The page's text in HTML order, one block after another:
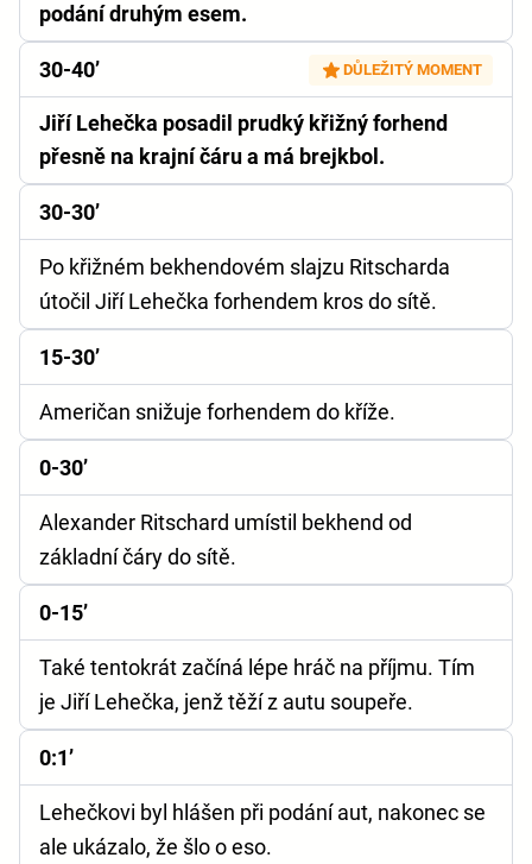
podání druhým esem.
30-40’ DŮLEŽITÝ MOMENT
Jiří Lehečka posadil prudký křižný forhend
přesně na krajní čáru a má brejkbol.
30-30’
Po křižném bekhendovém slajzu Ritscharda
útočil Jiří Lehečka forhendem kros do sítě.
15-30’
Američan snižuje forhendem do kříže.
0-30’
Alexander Ritschard umístil bekhend od
základní čáry do sítě.
0-15’
Také tentokrát začíná lépe hráč na příjmu. Tím
je Jiří Lehečka, jenž těží z autu soupeře.
0:1’
Lehečkovi byl hlášen při podání aut, nakonec se
ale ukázalo, že šlo o eso.